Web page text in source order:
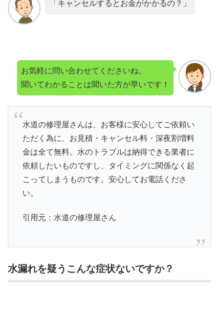
「キャンセルするとお金がかかるの？」
お気軽に問い合わせてくださいね。
聞いてわかることは聞いた方が早いです！
水道の修理屋さんは、お客様に安心してご依頼い
ただく為に、お見積・キャンセル料・深夜割増料
金は全て無料。水のトラブルは納得できる業者に
依頼したいものですし、タイミングに関係なく起
こってしまうものです。安心してお電話くださ
い。
引用元：水道の修理屋さん
水漏れを疑うこんな症状ないですか？